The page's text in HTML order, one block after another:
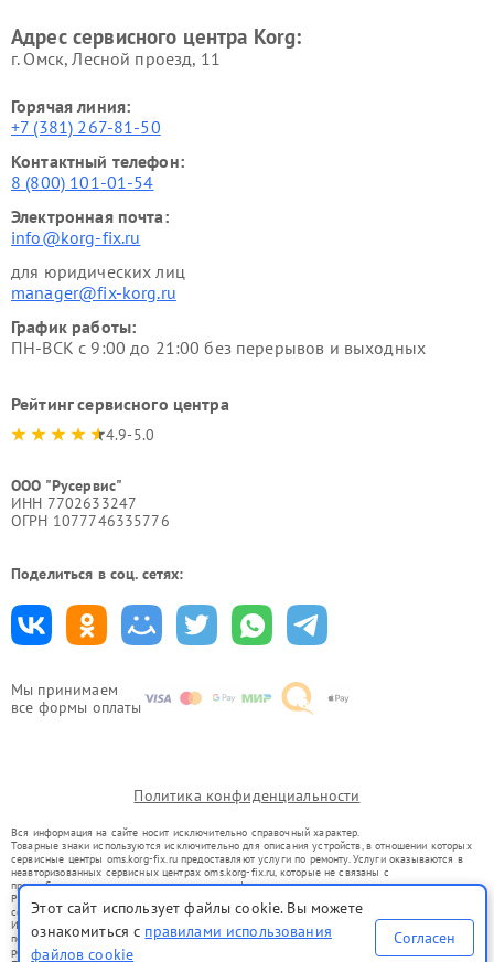
Мы принимаем
все формы оплаты
Адрес сервисного центра Korg:
г. Омск, ​Лесной проезд, 11
Горячая линия:
+7 (381) 267-81-50
Контактный телефон:
8 (800) 101-01-54
Электронная почта:
info@korg-fix.ru
для юридических лиц
manager@fix-korg.ru
График работы:
ПН-ВСК с 9:00 до 21:00 без перерывов и выходных
Рейтинг сервисного центра
4.9-5.0
ООО "Русервис"
ИНН 7702633247
ОГРН 1077746335776
Поделиться в соц. сетях:
Политика конфиденциальности
Вся информация на сайте носит исключительно справочный характер.
Товарные знаки используются исключительно для описания устройств, в отношении которых
сервисные центры oms.korg-fix.ru предоставляют услуги по ремонту. Услуги оказываются в
неавторизованных сервисных центрах oms.korg-fix.ru, которые не связаны с
правообладателями товарных знаков или их официальными представителями.
Ремонт осуществляется для устройств, уже введенных в гражданский оборот в соответствии
со статьей 1487 ГК РФ.
Использование товарных знаков не преследует цели индивидуализации услуг или введения
потребителей в заблуждение, а служит для информирования о предоставляемых услугах по
ремонту техники указанных брендов.
Этот сайт использует файлы cookie. Вы можете
ознакомиться с правилами использования
файлов cookie
Согласен